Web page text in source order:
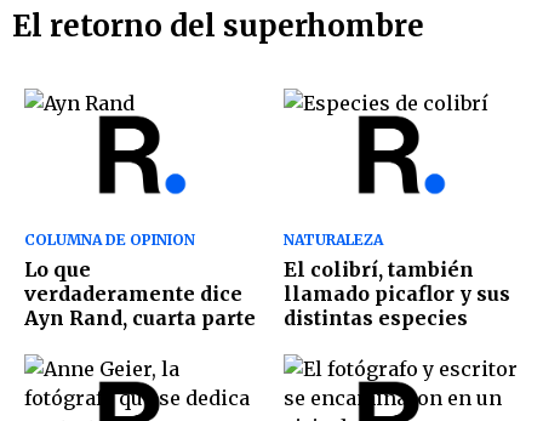
El retorno del superhombre
COLUMNA DE OPINION
Lo que
verdaderamente dice
Ayn Rand, cuarta parte
NATURALEZA
El colibrí, también
llamado picaflor y sus
distintas especies